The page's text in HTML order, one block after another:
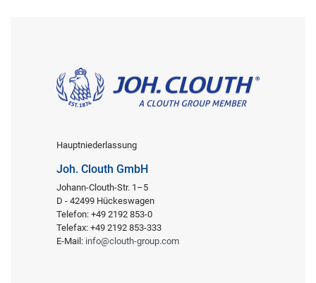
Hauptniederlassung
Joh. Clouth GmbH
Johann-Clouth-Str. 1–5
D - 42499 Hückeswagen
Telefon: +49 2192 853-0
Telefax: +49 2192 853-333
E-Mail: info@clouth-group.com